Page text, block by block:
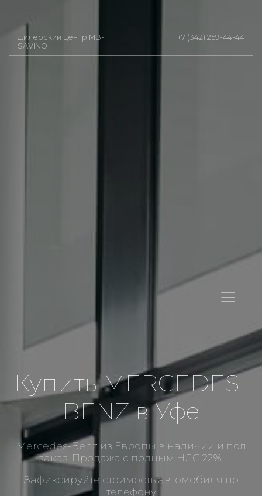
Дилерский центр MB-
SAVINO
+7 (342) 259-44-44
Купить MERCEDES-
BENZ в Уфе
Mercedes-Benz из Европы в наличии и под
заказ. Продажа с полным НДС 22%.
Зафиксируйте стоимость автомобиля по
телефону